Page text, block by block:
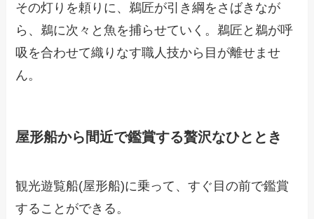
その灯りを頼りに、鵜匠が引き綱をさばきなが
ら、鵜に次々と魚を捕らせていく。鵜匠と鵜が呼
吸を合わせて織りなす職人技から目が離せませ
ん。
屋形船から間近で鑑賞する贅沢なひととき
観光遊覧船(屋形船)に乗って、すぐ目の前で鑑賞
することができる。